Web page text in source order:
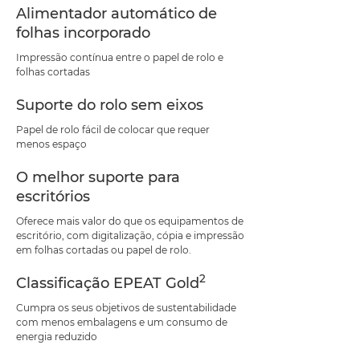
Alimentador automático de
folhas incorporado
Impressão contínua entre o papel de rolo e
folhas cortadas
Suporte do rolo sem eixos
Papel de rolo fácil de colocar que requer
menos espaço
O melhor suporte para
escritórios
Oferece mais valor do que os equipamentos de
escritório, com digitalização, cópia e impressão
em folhas cortadas ou papel de rolo.
Classificação EPEAT Gold2
Cumpra os seus objetivos de sustentabilidade
com menos embalagens e um consumo de
energia reduzido